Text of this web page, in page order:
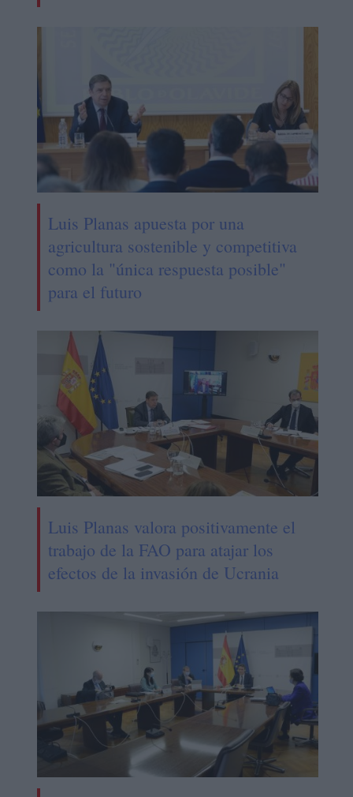
Luis Planas apuesta por una
agricultura sostenible y competitiva
como la "única respuesta posible"
para el futuro
Luis Planas valora positivamente el
trabajo de la FAO para atajar los
efectos de la invasión de Ucrania